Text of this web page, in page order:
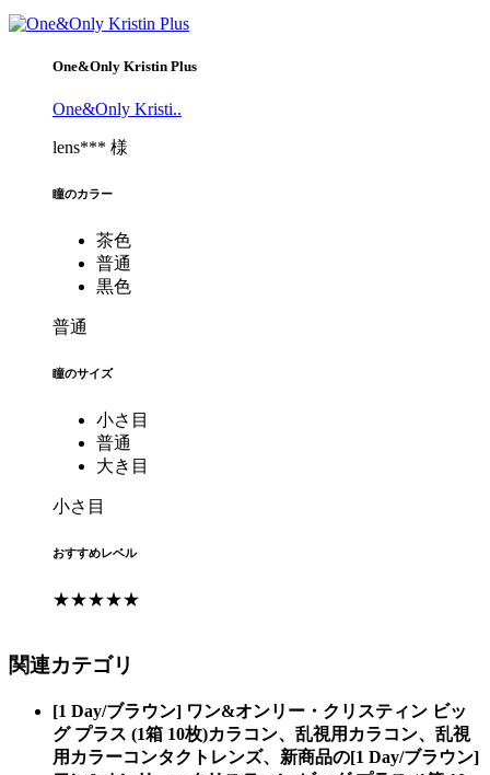
One&Only Kristin Plus
One&Only Kristi..
lens*** 様
瞳のカラー
茶色
普通
黒色
普通
瞳のサイズ
小さ目
普通
大き目
小さ目
おすすめレベル
★★★★★
関連カテゴリ
[1 Day/ブラウン] ワン&オンリー・クリスティン ビッ
グ プラス (1箱 10枚)カラコン、乱視用カラコン、乱視
用カラーコンタクトレンズ、新商品の[1 Day/ブラウン]